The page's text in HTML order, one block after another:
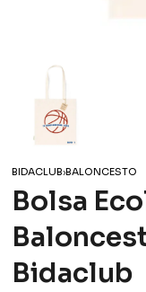
BIDACLUB›BALONCESTO
Bolsa
Bidaclub